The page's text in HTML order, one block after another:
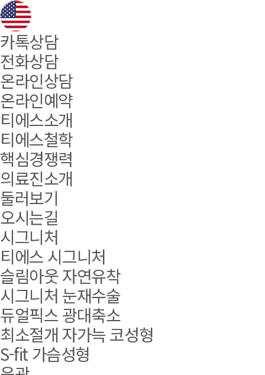
카톡상담
전화상담
온라인상담
온라인예약
티에스소개
티에스철학
핵심경쟁력
의료진소개
둘러보기
오시는길
시그니처
티에스 시그니처
슬림아웃 자연유착
시그니처 눈재수술
듀얼픽스 광대축소
최소절개 자가늑 코성형
S-fit 가슴성형